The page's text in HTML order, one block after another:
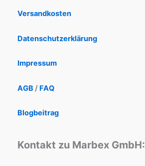
Versandkosten
Datenschutzerklärung
Impressum
AGB / FAQ
Blogbeitrag
Kontakt zu Marbex GmbH: